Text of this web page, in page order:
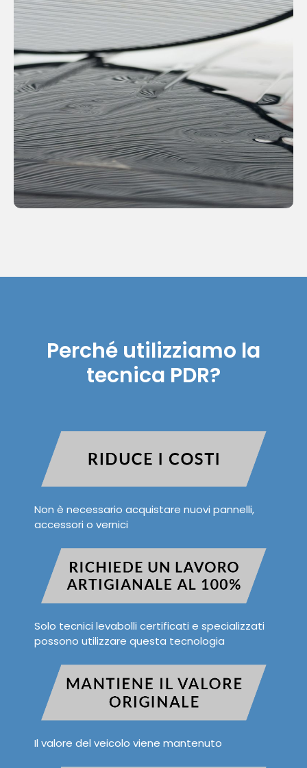
Perché utilizziamo la
tecnica PDR?
Non è necessario acquistare nuovi pannelli,
accessori o vernici
Solo tecnici levabolli certificati e specializzati
possono utilizzare questa tecnologia
Il valore del veicolo viene mantenuto